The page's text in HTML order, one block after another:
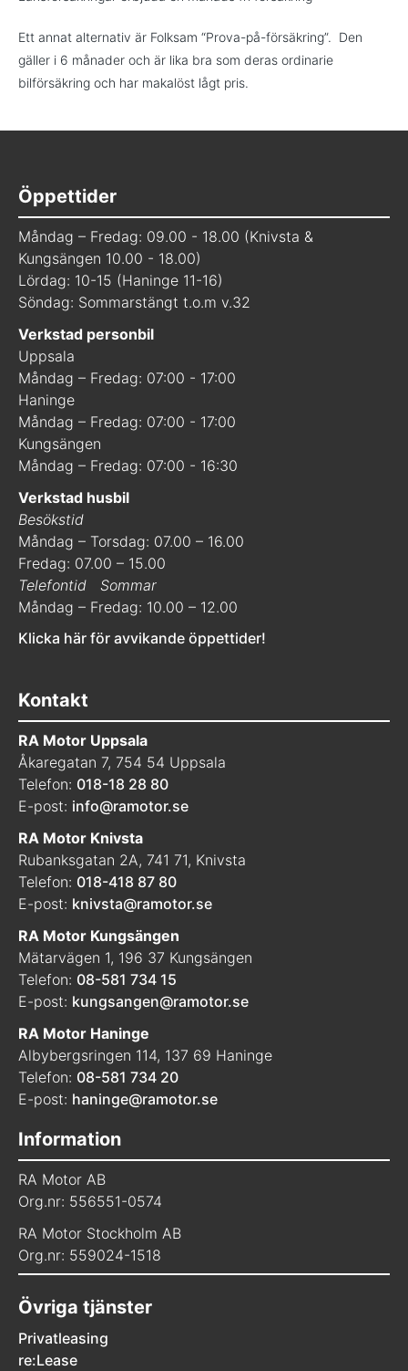
Ett annat alternativ är Folksam “Prova-på-försäkring”. Den
gäller i 6 månader och är lika bra som deras ordinarie
bilförsäkring och har makalöst lågt pris.
Öppettider
Måndag – Fredag: 09.00 - 18.00 (Knivsta &
Kungsängen 10.00 - 18.00)
Lördag: 10-15 (Haninge 11-16)
Söndag: Sommarstängt t.o.m v.32
Verkstad personbil
Uppsala
Måndag – Fredag: 07:00 - 17:00
Haninge
Måndag – Fredag: 07:00 - 17:00
Kungsängen
Måndag – Fredag: 07:00 - 16:30
Verkstad husbil
Besökstid
Måndag – Torsdag: 07.00 – 16.00
Fredag: 07.00 – 15.00
Telefontid
Sommar
Måndag – Fredag: 10.00 – 12.00
Klicka här för avvikande öppettider!
Kontakt
RA Motor Uppsala
Åkaregatan 7, 754 54 Uppsala
Telefon: 018-18 28 80
E-post: info@ramotor.se
RA Motor Knivsta
Rubanksgatan 2A, 741 71, Knivsta
Telefon: 018-418 87 80
E-post: knivsta@ramotor.se
RA Motor Kungsängen
Mätarvägen 1, 196 37 Kungsängen
Telefon: 08-581 734 15
E-post: kungsangen@ramotor.se
RA Motor Haninge
Albybergsringen 114, 137 69 Haninge
Telefon: 08-581 734 20
E-post: haninge@ramotor.se
Information
RA Motor AB
Org.nr: 556551-0574
RA Motor Stockholm AB
Org.nr: 559024-1518
Övriga tjänster
Privatleasing
re:Lease